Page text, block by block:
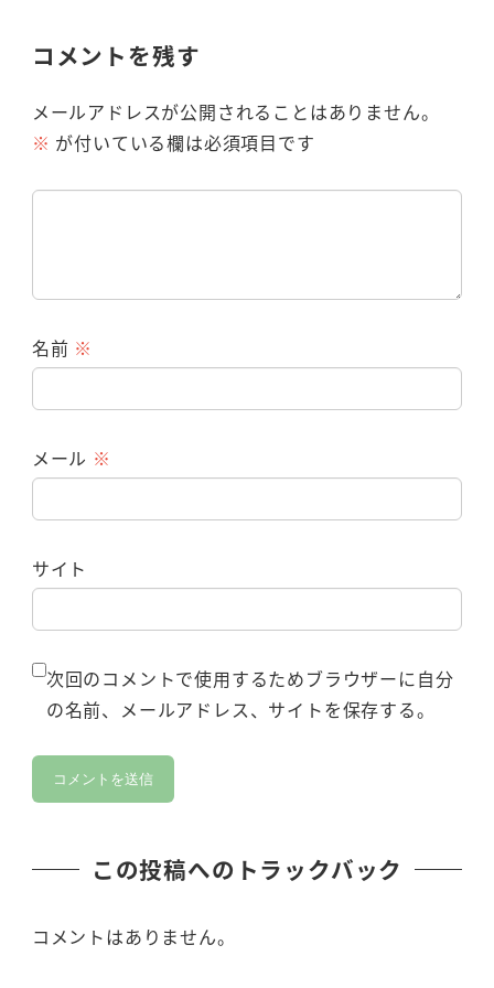
コメントを残す
メールアドレスが公開されることはありません。
※ が付いている欄は必須項目です
名前 ※
メール ※
サイト
次回のコメントで使用するためブラウザーに自分
の名前、メールアドレス、サイトを保存する。
この投稿へのトラックバック
コメントはありません。